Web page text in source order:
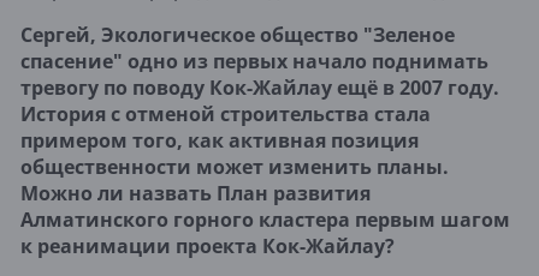
Сергей, Экологическое общество "Зеленое
спасение" одно из первых начало поднимать
тревогу по поводу Кок-Жайлау ещё в 2007 году.
История с отменой строительства стала
примером того, как активная позиция
общественности может изменить планы.
Можно ли назвать План развития
Алматинского горного кластера первым шагом
к реанимации проекта Кок-Жайлау?